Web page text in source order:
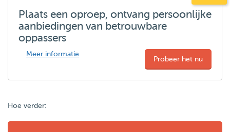
Plaats een oproep, ontvang persoonlijke
aanbiedingen van betrouwbare
oppassers
Meer informatie
Probeer het nu
Hoe verder: